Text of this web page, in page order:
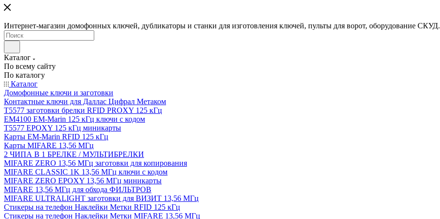
Интернет-магазин домофонных ключей, дубликаторы и станки для изготовления ключей, пульты для ворот, оборудование СКУД.
Каталог
По всему сайту
По каталогу
Каталог
Домофонные ключи и заготовки
Контактные ключи для Даллас Цифрал Метаком
T5577 заготовки брелки RFID PROXY 125 кГц
EM4100 EM-Marin 125 кГц ключи с кодом
T5577 EPOXY 125 кГц миникарты
Карты EM-Marin RFID 125 кГц
Карты MIFARE 13,56 МГц
2 ЧИПА В 1 БРЕЛКЕ / МУЛЬТИБРЕЛКИ
MIFARE ZERO 13,56 МГц заготовки для копирования
MIFARE CLASSIC 1K 13,56 МГц ключи с кодом
MIFARE ZERO EPOXY 13,56 МГц миникарты
MIFARE 13,56 МГц для обхода ФИЛЬТРОВ
MIFARE ULTRALIGHT заготовки для ВИЗИТ 13,56 МГц
Стикеры на телефон Наклейки Метки RFID 125 кГц
Стикеры на телефон Наклейки Метки MIFARE 13,56 МГц